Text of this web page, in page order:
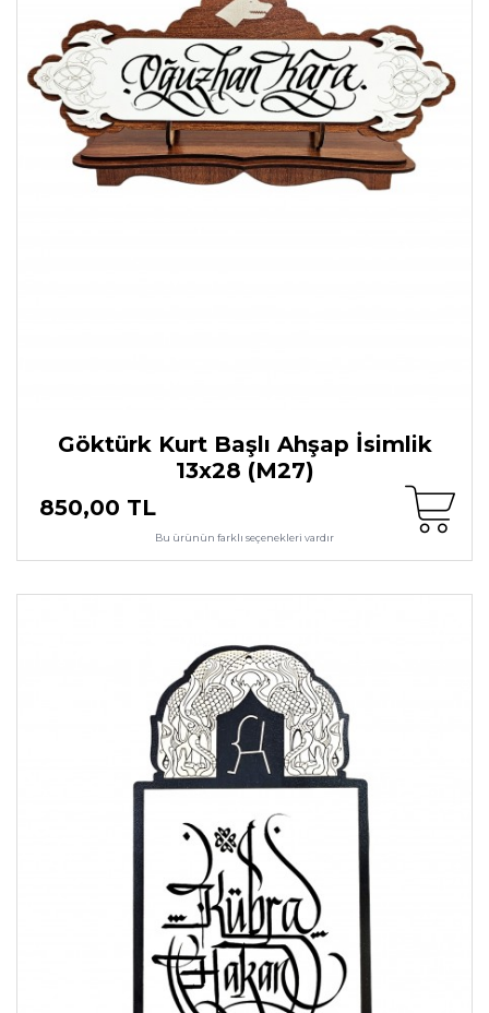
Göktürk Kurt Başlı Ahşap İsimlik
13x28 (M27)
850,00 TL
Bu ürünün farklı seçenekleri vardır